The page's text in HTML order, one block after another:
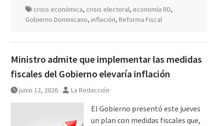
crisis económica, crisis electoral, economía RD,
Gobierno Dominicano, inflación, Reforma Fiscal
Ministro admite que implementar las medidas
fiscales del Gobierno elevaría inflación
junio 12, 2026 La Redacción
El Gobierno presentó este jueves
un plan con medidas fiscales que,